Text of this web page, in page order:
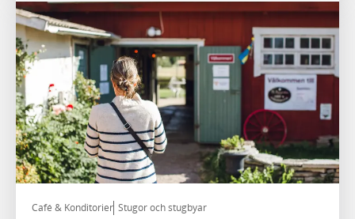
Café & Konditorier Stugor och stugbyar